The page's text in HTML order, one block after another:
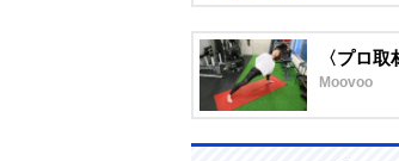
〈プロ
Moovoo